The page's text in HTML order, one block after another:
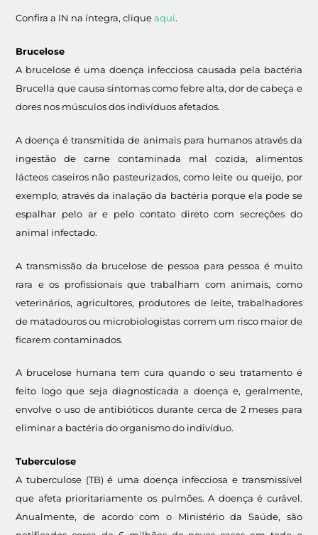
Confira a IN na íntegra, cliqueaqui.
Brucelose
A brucelose é uma doença infecciosa causada pela bactéria
Brucella que causa sintomas como febre alta, dor de cabeça e
dores nos músculos dos indivíduos afetados.
A doença é transmitida de animais para humanos através da
ingestão de carne contaminada mal cozida, alimentos
lácteos caseiros não pasteurizados, como leite ou queijo, por
exemplo, através da inalação da bactéria porque ela pode se
espalhar pelo ar e pelo contato direto com secreções do
animal infectado.
A transmissão da brucelose de pessoa para pessoa é muito
rara e os profissionais que trabalham com animais, como
veterinários, agricultores, produtores de leite, trabalhadores
de matadouros ou microbiologistas correm um risco maior de
ficarem contaminados.
A brucelose humana tem cura quando o seu tratamento é
feito logo que seja diagnosticada a doença e, geralmente,
envolve o uso de antibióticos durante cerca de 2 meses para
eliminar a bactéria do organismo do indivíduo.
Tuberculose
A tuberculose (TB) é uma doença infecciosa e transmissível
que afeta prioritariamente os pulmões. A doença é curável.
Anualmente, de acordo com o Ministério da Saúde, são